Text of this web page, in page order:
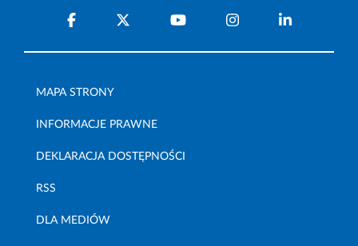
MAPA STRONY
INFORMACJE PRAWNE
DEKLARACJA DOSTĘPNOŚCI
RSS
DLA MEDIÓW